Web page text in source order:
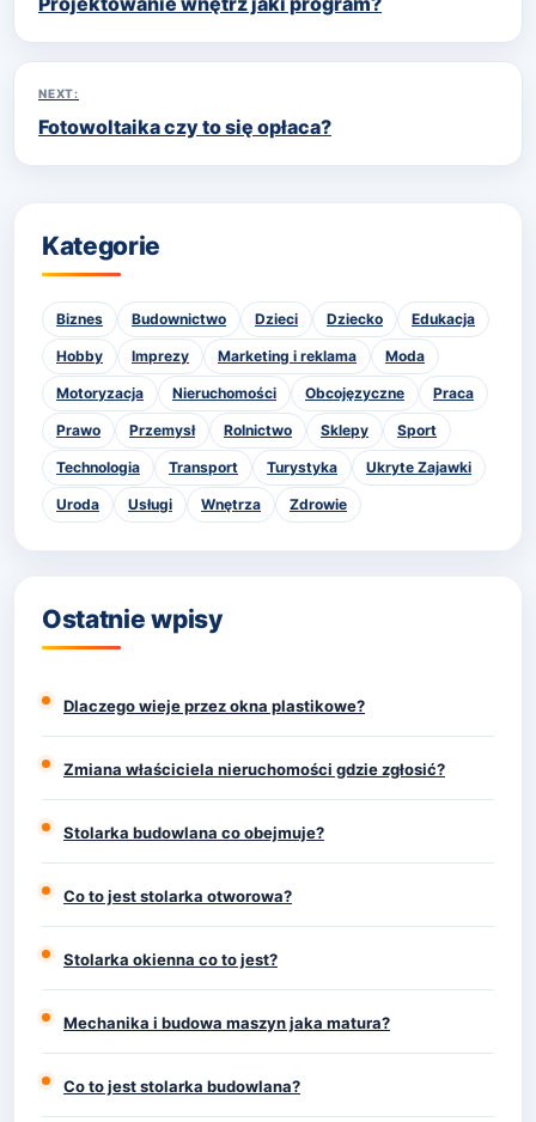
wpisu
NEXT:
Fotowoltaika czy to się opłaca?
Kategorie
Biznes Budownictwo Dzieci Dziecko Edukacja
Hobby Imprezy Marketing i reklama Moda
Motoryzacja Nieruchomości Obcojęzyczne Praca
Prawo Przemysł Rolnictwo Sklepy Sport
Technologia Transport Turystyka Ukryte Zajawki
Uroda Usługi Wnętrza Zdrowie
Ostatnie wpisy
Dlaczego wieje przez okna plastikowe?
Zmiana właściciela nieruchomości gdzie zgłosić?
Stolarka budowlana co obejmuje?
Co to jest stolarka otworowa?
Stolarka okienna co to jest?
Mechanika i budowa maszyn jaka matura?
Co to jest stolarka budowlana?